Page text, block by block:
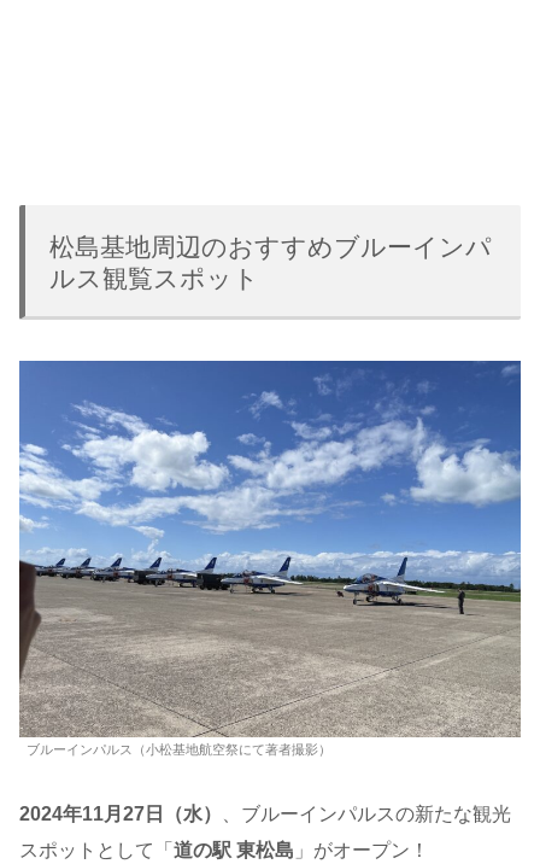
松島基地周辺のおすすめブルーインパ
ルス観覧スポット
ブルーインパルス（小松基地航空祭にて著者撮影）
2024年11月27日（水）
、ブルーインパルスの新たな観光
スポットとして「 道の駅 東松島 」がオープン！